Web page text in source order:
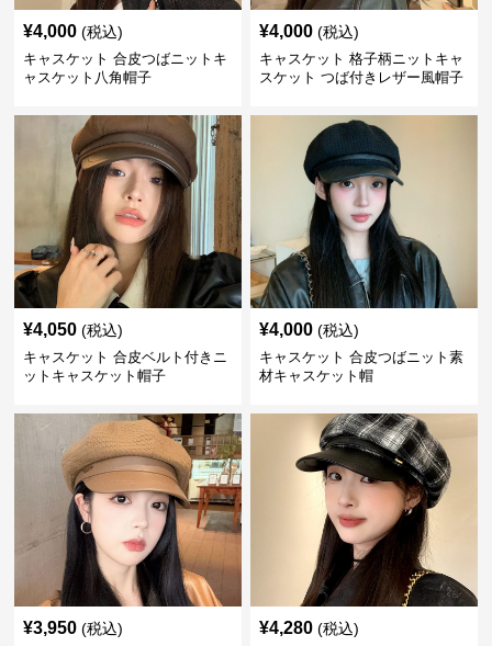
¥4,000 (税込)
キャスケット 合皮つばニットキ
ャスケット八角帽子
¥4,000 (税込)
キャスケット 格子柄ニットキャ
スケット つば付きレザー風帽子
¥4,050 (税込)
キャスケット 合皮ベルト付きニ
ットキャスケット帽子
¥4,000 (税込)
キャスケット 合皮つばニット素
材キャスケット帽
¥3,950 (税込) ¥4,280 (税込)